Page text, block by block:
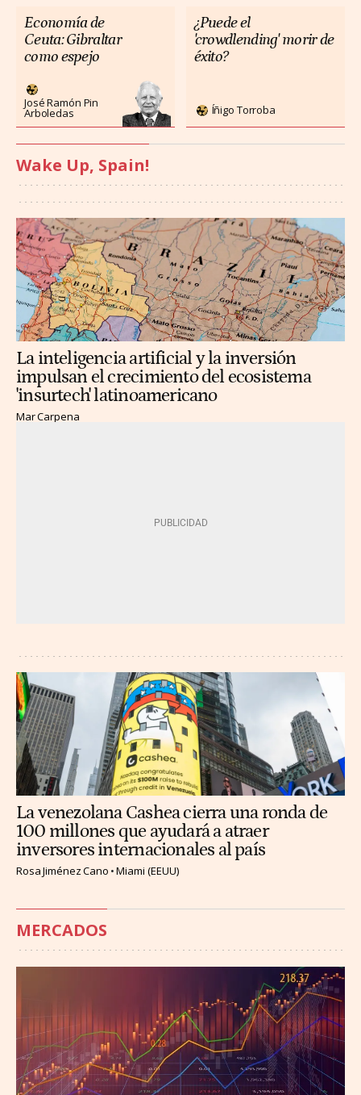
Economía de
Ceuta: Gibraltar
como espejo
José Ramón Pin
Arboledas
¿Puede el
'crowdlending' morir de
éxito?
Íñigo Torroba
Wake Up, Spain!
La inteligencia artificial y la inversión
impulsan el crecimiento del ecosistema
'insurtech' latinoamericano
Mar Carpena
La venezolana Cashea cierra una ronda de
100 millones que ayudará a atraer
inversores internacionales al país
Rosa Jiménez Cano Miami (EEUU)
MERCADOS